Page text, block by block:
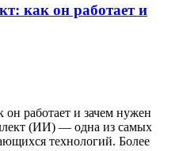
как он работает и
работает и зачем нужен
(ИИ) — одна из самых
технологий. Более